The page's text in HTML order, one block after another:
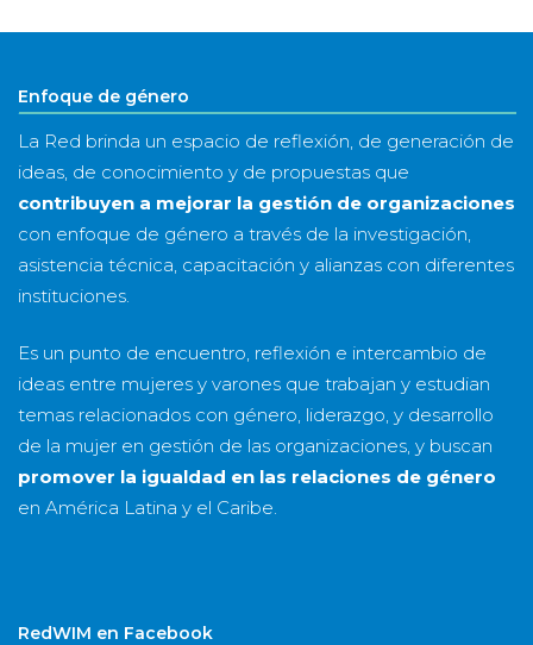
año
Enfoque de género
La Red brinda un espacio de reflexión, de generación de
ideas, de conocimiento y de propuestas que
contribuyen a mejorar la gestión de organizaciones
con enfoque de género a través de la investigación,
asistencia técnica, capacitación y alianzas con diferentes
instituciones.
Es un punto de encuentro, reflexión e intercambio de
ideas entre mujeres y varones que trabajan y estudian
temas relacionados con género, liderazgo, y desarrollo
de la mujer en gestión de las organizaciones, y buscan
promover la igualdad en las relaciones de género
en América Latina y el Caribe.
RedWIM en Facebook